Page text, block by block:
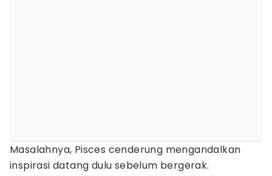
Masalahnya, Pisces cenderung mengandalkan
inspirasi datang dulu sebelum bergerak.